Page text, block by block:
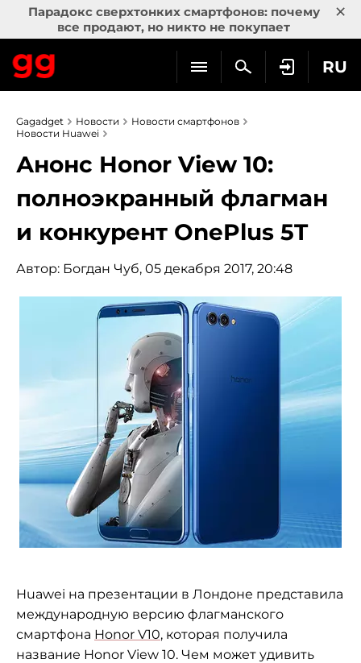
Парадокс сверхтонких смартфонов: почему
все продают, но никто не покупает
×
RU
Gagadget Новости
Новости смартфонов
Новости Huawei
Анонс Honor View 10:
полноэкранный флагман
и конкурент OnePlus 5T
Автор: Богдан Чуб, 05 декабря 2017, 20:48
Huawei на презентации в Лондоне представила
международную версию флагманского
смартфона Honor V10, которая получила
название Honor View 10. Чем может удивить